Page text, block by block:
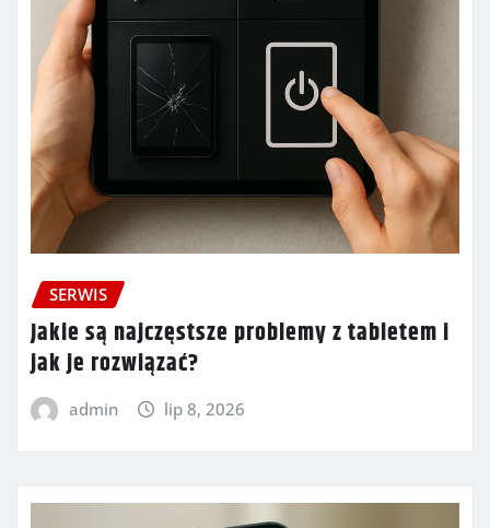
SERWIS
Jakie są najczęstsze problemy z tabletem i
jak je rozwiązać?
admin lip 8, 2026